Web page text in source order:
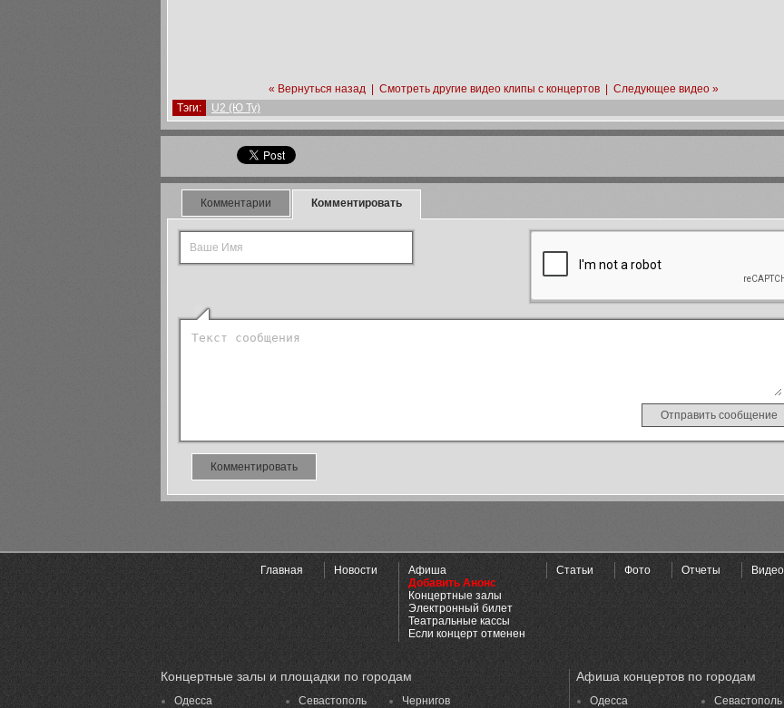
« Вернуться назад Смотреть другие видео клипы с концертов
Следующее видео »
Тэги:
U2 (Ю Ту)
Комментарии Комментировать
Комментировать
Главная Новости
Афиша
Добавить Анонс
Концертные залы
Электронный билет
Театральные кассы
Если концерт отменен
Статьи Фото Отчеты Видео
Концертные залы и площадки по городам
Одесса
Севастополь
Чернигов
Афиша концертов по городам
Одесса
Севастополь